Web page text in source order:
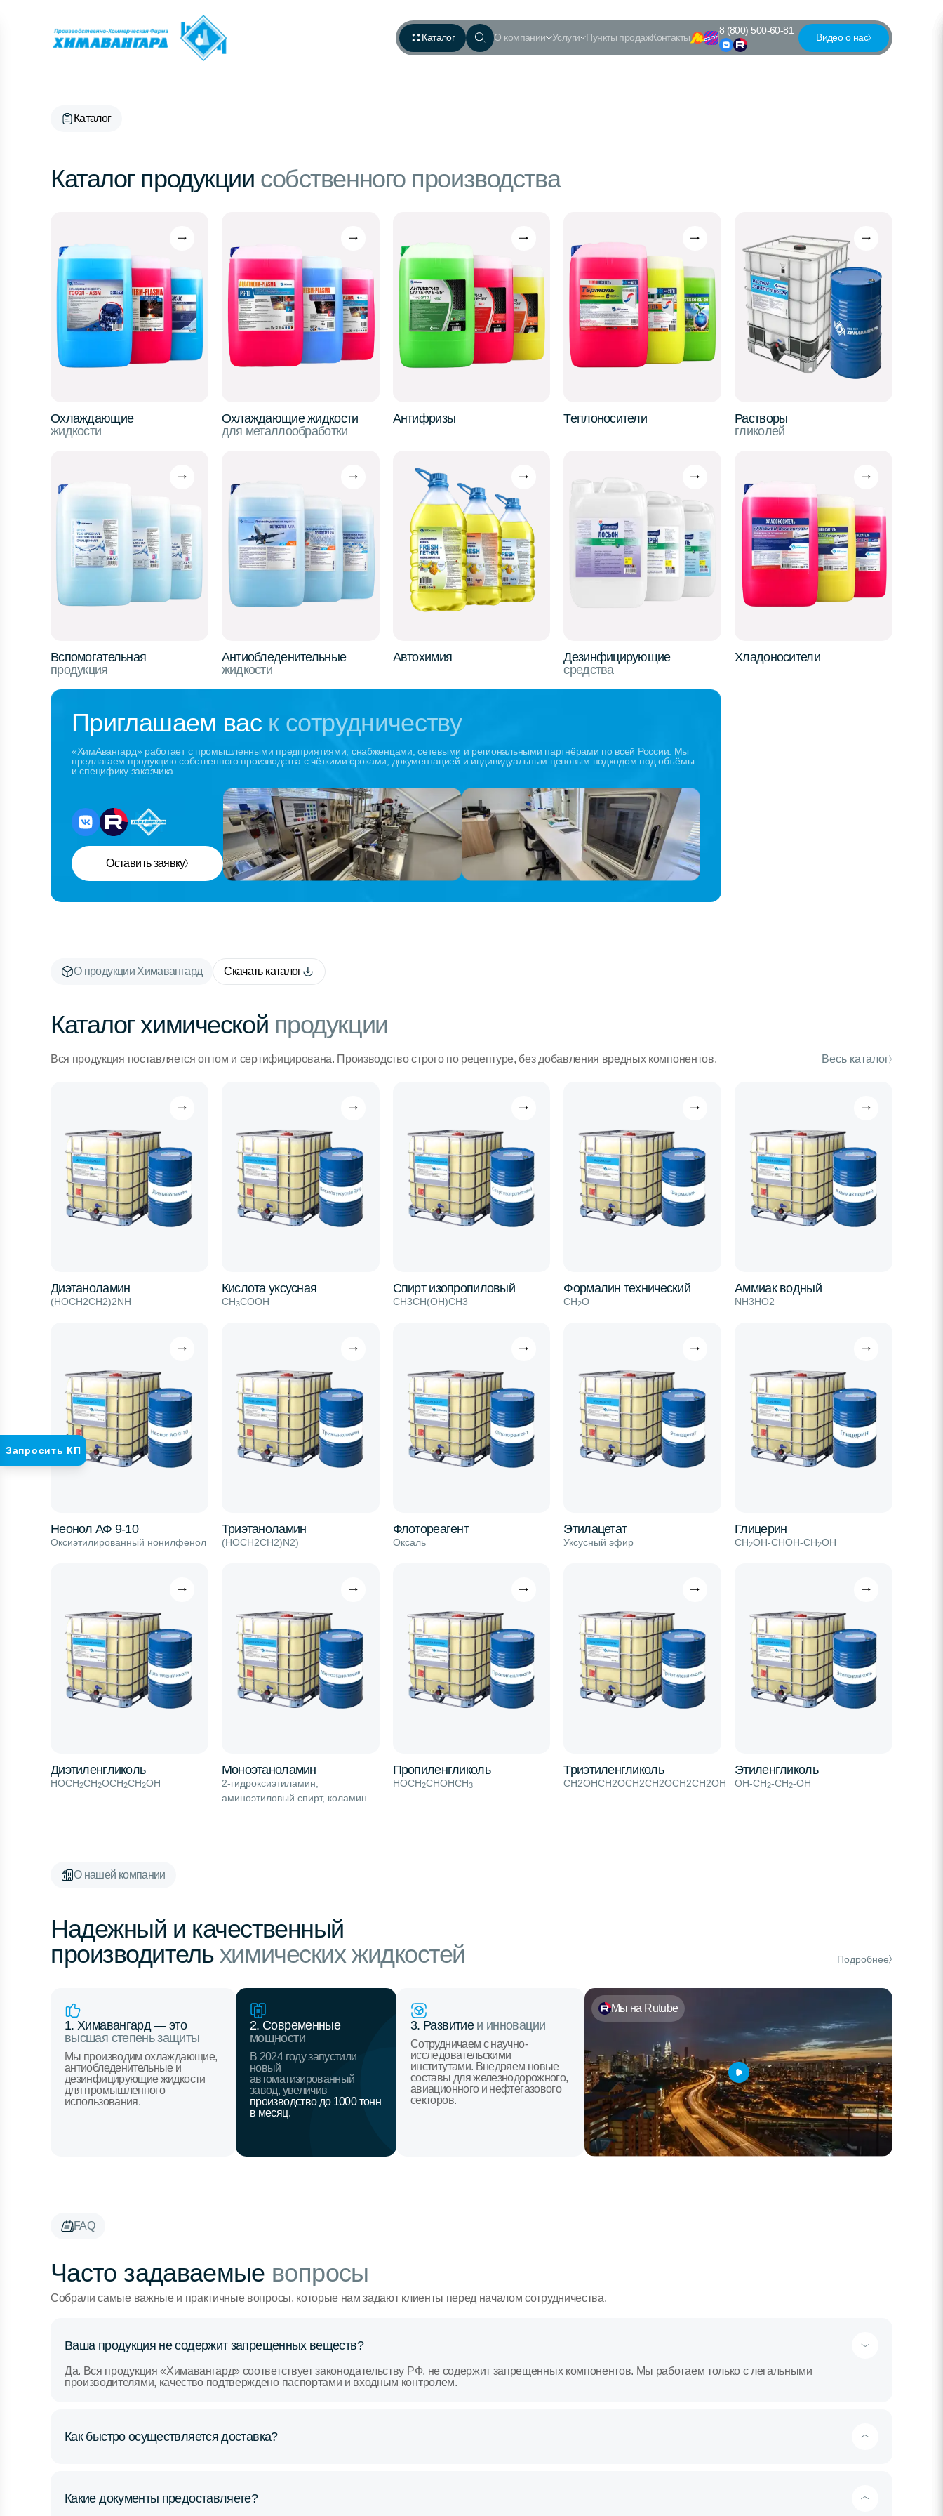
Каталог О компании Услуги Пункты продажКонтакты
8 (800) 500-60-81
Видео о нас
Каталог
Каталог продукции собственного производства
Охлаждающие
жидкости
Охлаждающие жидкости
для металлообработки
Антифризы Теплоносители
Растворы
гликолей
Вспомогательная
продукция
Антиобледенительные
жидкости
Автохимия
Дезинфицирующие
средства
Хладоносители
Приглашаем вас к сотрудничеству
«ХимАвангард» работает с промышленными предприятиями, снабженцами, сетевыми и региональными партнёрами по всей России. Мы
предлагаем продукцию собственного производства с чёткими сроками, документацией и индивидуальным ценовым подходом под объёмы
и специфику заказчика.
Оставить заявку
О продукции Химавангард Скачать каталог
Каталог химической продукции
Вся продукция поставляется оптом и сертифицирована. Производство строго по рецептуре, без добавления вредных компонентов. Весь каталог
Диэтаноламин
(HOCH2CH2)2NH
Кислота уксусная
CH3COOH
Спирт изопропиловый
CH3CH(OH)CH3
Формалин технический
СН2О
Аммиак водный
NН3HО2
Неонол АФ 9-10
Оксиэтилированный нонилфенол
Триэтаноламин
(HOCH2CH2)N2)
Флотореагент
Оксаль
Этилацетат
Уксусный эфир
Глицерин
СН2ОН-СНОН-СН2ОН
Диэтиленгликоль
НOCH2СН2ОСН2СН2ОН
Моноэтаноламин
2-гидроксиэтиламин,
аминоэтиловый спирт, коламин
Пропиленгликоль
HOCH2CHOHCH3
Триэтиленгликоль
CH2OHCH2ОСН2СН2ОСН2СН2ОН
Этиленгликоль
OH-CH2-CH2-OH
О нашей компании
Надежный и качественный
производитель химических жидкостей Подробнее
1. Химавангард — это
высшая степень защиты
Мы производим охлаждающие,
антиобледенительные и
дезинфицирующие жидкости
для промышленного
использования.
2. Современные
мощности
В 2024 году запустили
новый
автоматизированный
завод, увеличив
производство до 1000 тонн
в месяц.
3. Развитие и инновации
Сотрудничаем с научно-
исследовательскими
институтами. Внедряем новые
составы для железнодорожного,
авиационного и нефтегазового
секторов.
Мы на Rutube
FAQ
Часто задаваемые вопросы
Собрали самые важные и практичные вопросы, которые нам задают клиенты перед началом сотрудничества.
Ваша продукция не содержит запрещенных веществ?
Да. Вся продукция «Химавангард» соответствует законодательству РФ, не содержит запрещенных компонентов. Мы работаем только с легальными
производителями, качество подтверждено паспортами и входным контролем.
Как быстро осуществляется доставка?
Какие документы предоставляете?
Запросить КП